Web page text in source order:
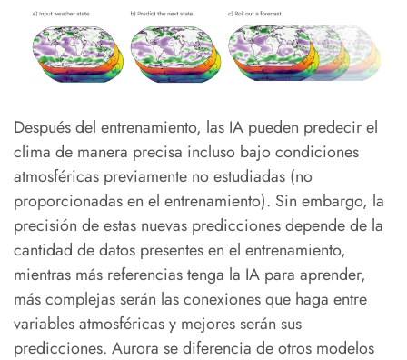
Después del entrenamiento, las IA pueden predecir el
clima de manera precisa incluso bajo condiciones
atmosféricas previamente no estudiadas (no
proporcionadas en el entrenamiento). Sin embargo, la
precisión de estas nuevas predicciones depende de la
cantidad de datos presentes en el entrenamiento,
mientras más referencias tenga la IA para aprender,
más complejas serán las conexiones que haga entre
variables atmosféricas y mejores serán sus
predicciones. Aurora se diferencia de otros modelos